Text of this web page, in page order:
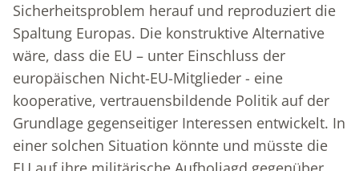
Sicherheitsproblem herauf und reproduziert die
Spaltung Europas. Die konstruktive Alternative
wäre, dass die EU – unter Einschluss der
europäischen Nicht-EU-Mitglieder - eine
kooperative, vertrauensbildende Politik auf der
Grundlage gegenseitiger Interessen entwickelt. In
einer solchen Situation könnte und müsste die